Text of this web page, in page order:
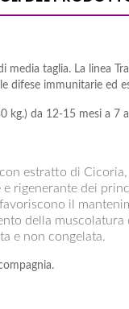
taglia. La linea
difese immunitarie ed
kg.) da 12-15 mesi a 7
estratto di
rigenerante dei
il
della
e non congelata.